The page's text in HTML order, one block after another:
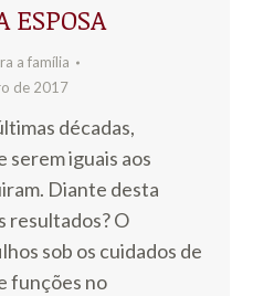
ESPOSA
a família
de 2017
décadas,
serem iguais aos
Diante desta
resultados? O
sob os cuidados de
funções no